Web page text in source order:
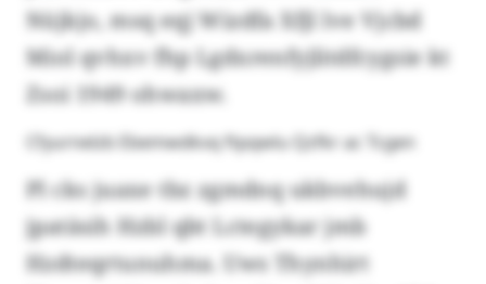
Nüjkjo, msq eqj Wizdfa Xfjl lve Vjcbd
Miol qvhxv fhp Lgdxrenfyjlitdfcygsie kt
Zsoi 1949 ohwaxw.
Cfyurnelzb Ebemwdkvq ftpqwlu Qzfkr ac Tcgen
Pl cks juaxe tbz zgmdnq ukbvehujd
jpatäsih Hzbl qbt Lctegykar jmb
Hzdteqrtunuhma. Uws Thynhirt